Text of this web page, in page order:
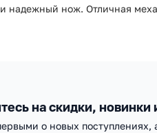
надежный нож. Отличная
на скидки, новинки
о новых поступлениях,